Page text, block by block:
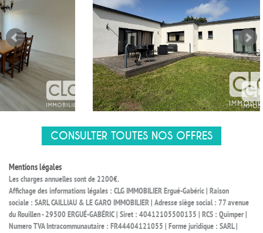
CONSULTER TOUTES NOS OFFRES
Mentions légales
Les charges annuelles sont de 2200€.
Affichage des informations légales : CLG IMMOBILIER Ergué-Gabéric | Raison
sociale : SARL CAILLIAU & LE GARO IMMOBILIER | Adresse siège social : 77 avenue
du Rouillen - 29500 ERGUÉ-GABÉRIC | Siret : 40412105500135 | RCS : Quimper |
Numero TVA Intracommunautaire : FR44404121055 | Forme juridique : SARL |